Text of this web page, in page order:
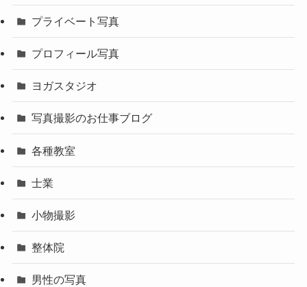
プライベート写真
プロフィール写真
ヨガスタジオ
写真撮影のお仕事ブログ
各種教室
士業
小物撮影
整体院
男性の写真